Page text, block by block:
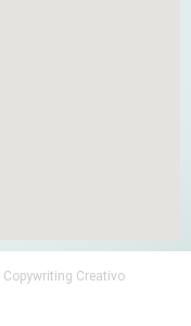
Copywriting Creativo